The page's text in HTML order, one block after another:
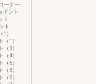
ーナー
イント
ト
ト
）
（1）
（3）
（4）
（5）
（5）
（6）